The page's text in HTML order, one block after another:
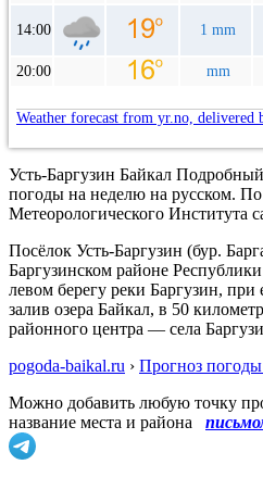
14:00 1 mm
20:00 mm
Weather forecast from yr.no,
Усть-Баргузин Байкал
погоды на неделю на русском.
Метеорологического Института
Посёлок Усть-Баргузин (бур.
Баргузинском районе
левом берегу реки Баргузин,
залив озера Байкал, в 50
районного центра — села
pogoda-baikal.ru › Прогноз погоды
Можно добавить любую точку
название места и района